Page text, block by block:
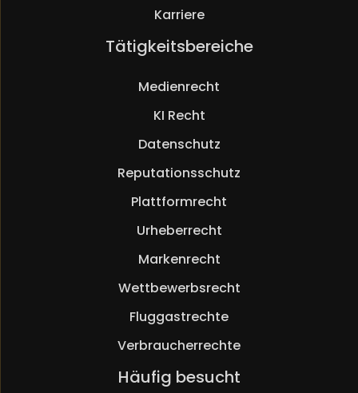
Karriere
Tätigkeitsbereiche
Medienrecht
KI Recht
Datenschutz
Reputationsschutz
Plattformrecht
Urheberrecht
Markenrecht
Wettbewerbsrecht
Fluggastrechte
Verbraucherrechte
Häufig besucht